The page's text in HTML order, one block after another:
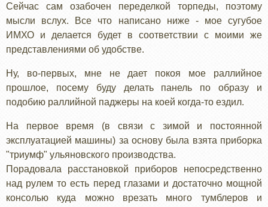
Сейчас сам озабочен переделкой торпеды, поэтому
мысли вслух. Все что написано ниже - мое сугубое
ИМХО и делается будет в соответствии с моими же
представлениями об удобстве.
Ну, во-первых, мне не дает покоя мое раллийное
прошлое, посему буду делать панель по образу и
подобию раллийной паджеры на коей когда-то ездил.
На первое время (в связи с зимой и постоянной
эксплуатацией машины) за основу была взята приборка
"триумф" ульяновского производства.
Порадовала расстановкой приборов непосредственно
над рулем то есть перед глазами и достаточно мощной
консолью куда можно врезать много тумблеров и